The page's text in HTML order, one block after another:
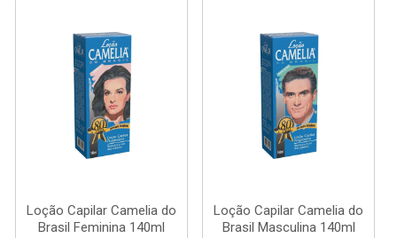
Loção Capilar Camelia do
Brasil Feminina 140ml
Loção Capilar Camelia do
Brasil Masculina 140ml